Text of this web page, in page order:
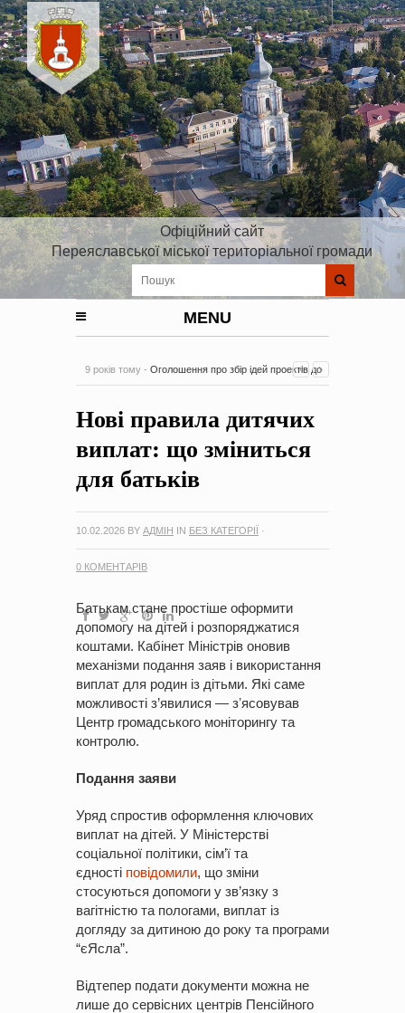
Офіційний сайт
Переяславської міської територіальної громади
MENU
9 років тому - Оголошення про збір ідей проектів до
на період 2018 – 2020 роки Оголошення про збір ідей
0 Коментарів
Нові правила дитячих
виплат: що зміниться
для батьків
10.02.2026 BY АДМІН IN БЕЗ КАТЕГОРІЇ ·
0 КОМЕНТАРІВ
Батькам стане простіше оформити
допомогу на дітей і розпоряджатися
коштами. Кабінет Міністрів оновив
механізми подання заяв і використання
виплат для родин із дітьми. Які саме
можливості з’явилися — зʼясовував
Центр громадського моніторингу та
контролю.
Подання заяви
Уряд спростив оформлення ключових
виплат на дітей. У Міністерстві
соціальної політики, сім’ї та
єдності повідомили, що зміни
стосуються допомоги у зв’язку з
вагітністю та пологами, виплат із
догляду за дитиною до року та програми
“єЯсла”.
Відтепер подати документи можна не
лише до сервісних центрів Пенсійного